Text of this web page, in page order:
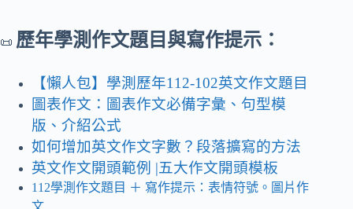
📜 歷年學測作文題目與寫作提示：
【懶人包】學測歷年112-102英文作文題目
圖表作文：圖表作文必備字彙、句型模
版、介紹公式
如何增加英文作文字數？段落擴寫的方法
英文作文開頭範例 |五大作文開頭模板
112學測作文題目 ＋ 寫作提示 ：表情符號。圖片作